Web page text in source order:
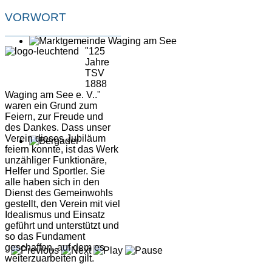
VORWORT
"125
Jahre
TSV
1888
Waging am See e. V.."
waren ein Grund zum
Feiern, zur Freude und
des Dankes. Dass unser
Verein dieses Jubiläum
feiern konnte, ist das Werk
unzähliger Funktionäre,
Helfer und Sportler. Sie
alle haben sich in den
Dienst des Gemeinwohls
gestellt, den Verein mit viel
Idealismus und Einsatz
geführt und unterstützt und
so das Fundament
geschaffen, auf dem es
weiterzuarbeiten gilt.